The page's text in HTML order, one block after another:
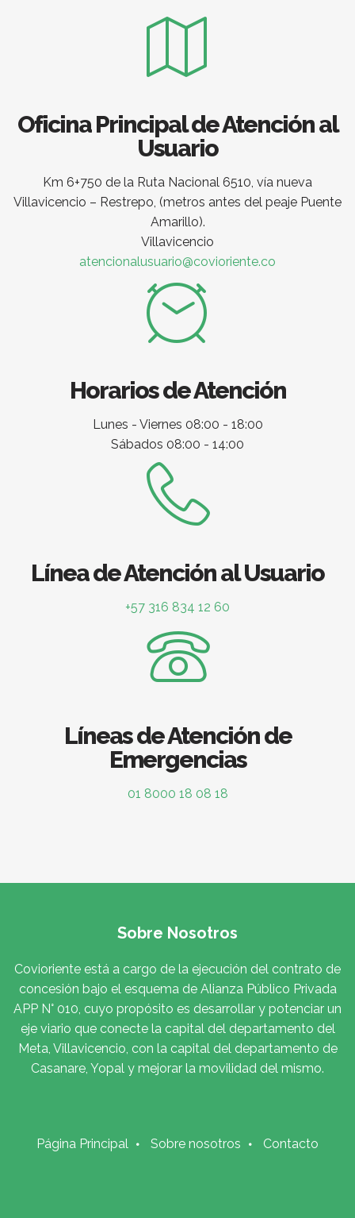
Oficina Principal de Atención al
Usuario
Km 6+750 de la Ruta Nacional 6510, vía nueva
Villavicencio – Restrepo, (metros antes del peaje Puente
Amarillo).
Villavicencio
atencionalusuario@covioriente.co
Horarios de Atención
Lunes - Viernes 08:00 - 18:00
Sábados 08:00 - 14:00
Línea de Atención al Usuario
+57 316 834 12 60
Líneas de Atención de
Emergencias
01 8000 18 08 18
Sobre Nosotros
Covioriente está a cargo de la ejecución del contrato de
concesión bajo el esquema de Alianza Público Privada
APP N° 010, cuyo propósito es desarrollar y potenciar un
eje viario que conecte la capital del departamento del
Meta, Villavicencio, con la capital del departamento de
Casanare, Yopal y mejorar la movilidad del mismo.
Página Principal Sobre nosotros Contacto